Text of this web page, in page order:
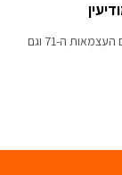
בערב יום רביעי הבא (8.5) תחגוג מדינת ישראל את ערב יום העצמאות ה-71 וגם